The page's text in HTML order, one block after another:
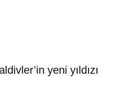
yeni yıldızı